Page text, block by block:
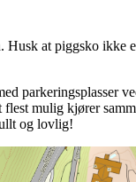
Husk at piggsko ikke
parkeringsplasser
mulig kjører
og lovlig!